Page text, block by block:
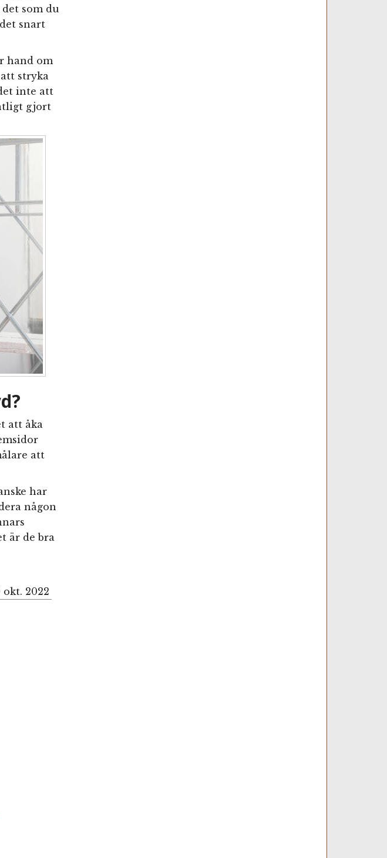
som du
snart
hand om
stryka
inte att
gjort
att åka
att
har
någon
är de bra
okt. 2022